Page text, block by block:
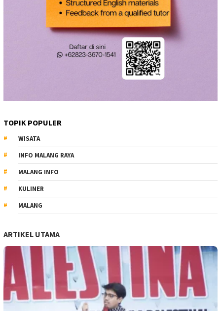
TOPIK POPULER
WISATA
INFO MALANG RAYA
MALANG INFO
KULINER
MALANG
ARTIKEL UTAMA